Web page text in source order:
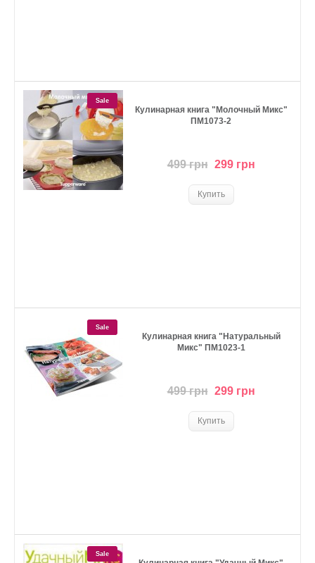
Sale
Кулинарная книга "Молочный Микс"
ПМ1073-2
499 грн 299 грн
Sale
Кулинарная книга "Натуральный
Микс" ПМ1023-1
499 грн 299 грн
Sale